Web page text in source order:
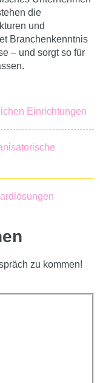
die
und
Branchenkenntnis
– und sorgt so für
Einrichtungen
zu kommen!